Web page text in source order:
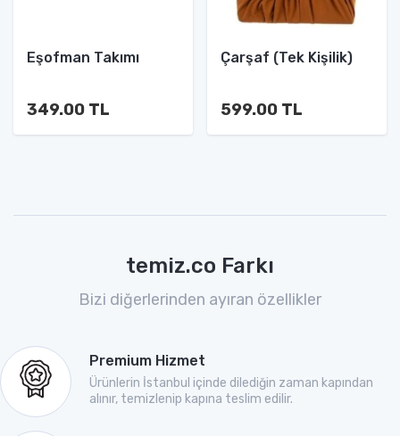
Eşofman Takımı
349.00 TL
Çarşaf (Tek Kişilik)
599.00 TL
temiz.co Farkı
Bizi diğerlerinden ayıran özellikler
Premium Hizmet
Ürünlerin İstanbul içinde dilediğin zaman kapından
alınır, temizlenip kapına teslim edilir.